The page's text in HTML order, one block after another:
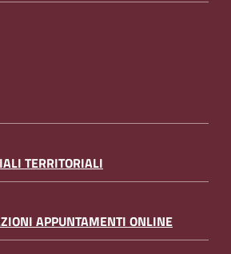
TERRITORIALI
APPUNTAMENTI ONLINE